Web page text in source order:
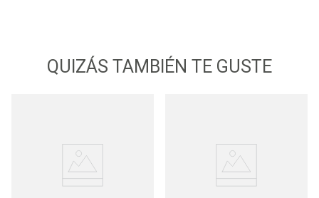
QUIZÁS TAMBIÉN TE GUSTE